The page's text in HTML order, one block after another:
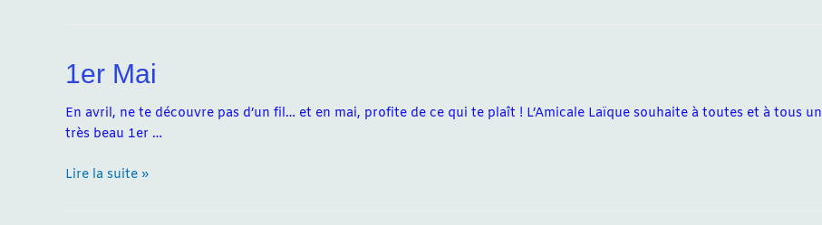
enfants
aux
la
1er Mai
En avril, ne te découvre pas d’un fil… et en mai, profite de ce qui te plaît ! L’Amicale Laïque souhaite à toutes et à tous un
très beau 1er …
1er
Lire la suite »